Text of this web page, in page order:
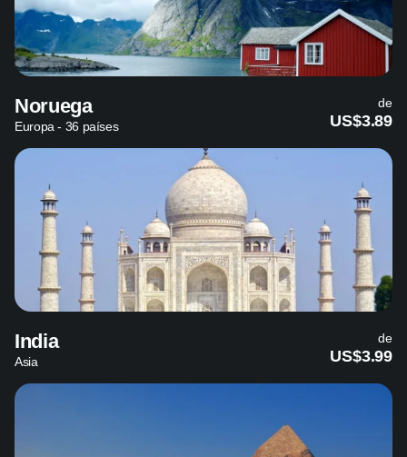
Noruega
Europa - 36 países
de
US$3.89
India
Asia
de
US$3.99